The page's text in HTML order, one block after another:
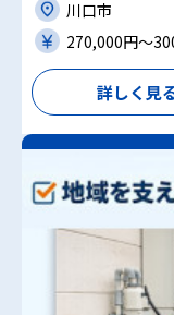
川口市
270,000円〜
詳しく見